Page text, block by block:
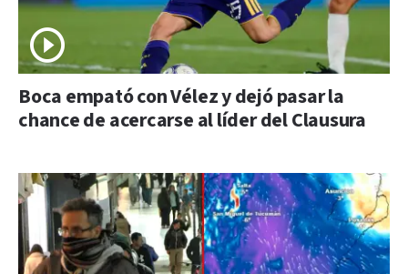
Boca empató con Vélez y dejó pasar la
chance de acercarse al líder del Clausura